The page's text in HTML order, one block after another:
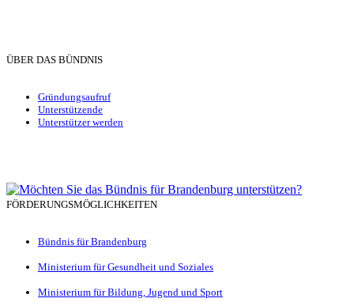
ÜBER DAS BÜNDNIS
Gründungsaufruf
Unterstützende
Unterstützer werden
FÖRDERUNGSMÖGLICHKEITEN
Bündnis für Brandenburg
Ministerium für Gesundheit und Soziales
Ministerium für Bildung, Jugend und Sport